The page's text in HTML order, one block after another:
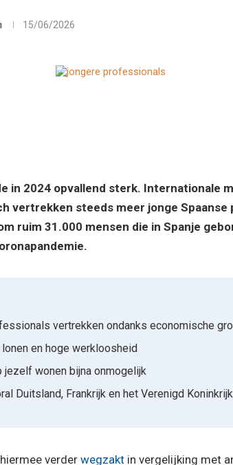
15/06/2026
in 2024 opvallend sterk. Internationale
vertrekken steeds meer jonge Spaanse
ruim 31.000 mensen die in Spanje
vertrekken ondanks economische
en hoge werkloosheid
jezelf wonen bijna onmogelijk
Duitsland, Frankrijk en het Verenigd Koninkrijk
verder wegzakt in vergelijking met